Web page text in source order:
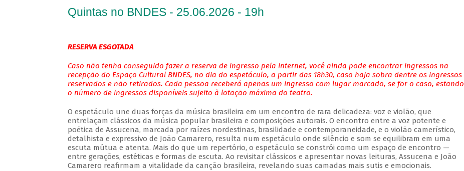
Quintas no BNDES - 25.06.2026 - 19h
RESERVA ESGOTADA
Caso não tenha conseguido fazer a reserva de ingresso pela internet, você ainda pode encontrar ingressos na
recepção do Espaço Cultural BNDES, no dia do espetáculo, a partir das 18h30, caso haja sobra dentre os ingressos
reservados e não retirados. Cada pessoa receberá apenas um ingresso com lugar marcado, se for o caso, estando
o número de ingressos disponíveis sujeito à lotação máxima do teatro.
O espetáculo une duas forças da música brasileira em um encontro de rara delicadeza: voz e violão, que
entrelaçam clássicos da música popular brasileira e composições autorais. O encontro entre a voz potente e
poética de Assucena, marcada por raízes nordestinas, brasilidade e contemporaneidade, e o violão camerístico,
detalhista e expressivo de João Camarero, resulta num espetáculo onde silêncio e som se equilibram em uma
escuta mútua e atenta. Mais do que um repertório, o espetáculo se constrói como um espaço de encontro —
entre gerações, estéticas e formas de escuta. Ao revisitar clássicos e apresentar novas leituras, Assucena e João
Camarero reafirmam a vitalidade da canção brasileira, revelando suas camadas mais sutis e emocionais.